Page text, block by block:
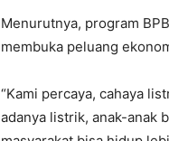
Menurutnya, program
membuka peluang
“Kami percaya, cahaya
adanya listrik, anak-anak